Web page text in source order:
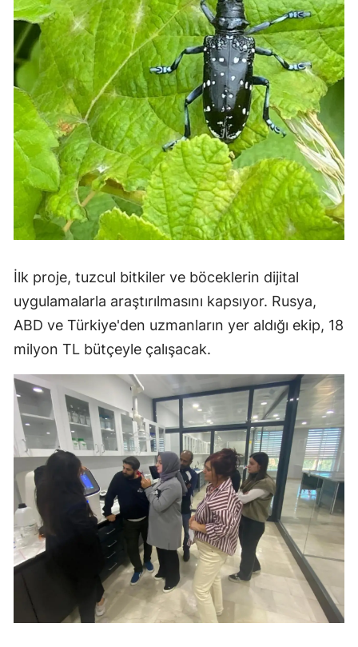
İlk proje, tuzcul bitkiler ve böceklerin dijital
uygulamalarla araştırılmasını kapsıyor. Rusya,
ABD ve Türkiye'den uzmanların yer aldığı ekip, 18
milyon TL bütçeyle çalışacak.